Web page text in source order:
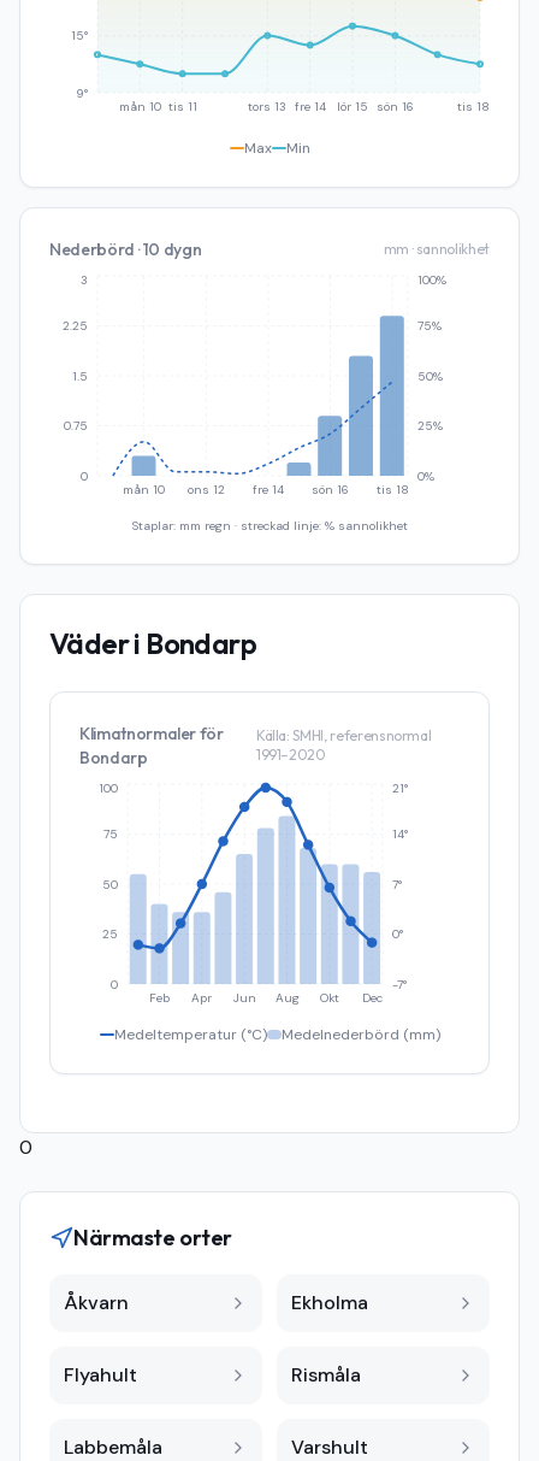
mån 10 tis 11 tors 13 fre 14 lör 15 sön 16 tis 18
9°
15°
Max Min
Nederbörd · 10 dygn mm · sannolikhet
mån 10 ons 12 fre 14 sön 16 tis 18
0
0.75
1.5
2.25
3
0%
25%
50%
75%
100%
Staplar: mm regn · streckad linje: % sannolikhet
Väder i Bondarp
Klimatnormaler för
Bondarp
Källa: SMHI, referensnormal
1991–2020
Feb Apr Jun Aug Okt Dec
0
25
50
75
100
-7°
0°
7°
14°
21°
Medeltemperatur (°C) Medelnederbörd (mm)
0
Närmaste orter
Åkvarn Ekholma
Flyahult Rismåla
Labbemåla Varshult